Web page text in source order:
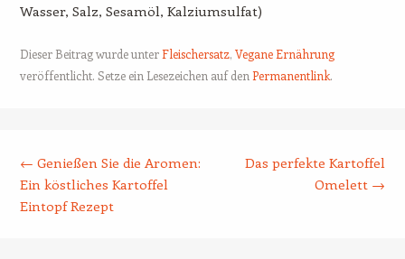
Wasser, Salz, Sesamöl, Kalziumsulfat)
Dieser Beitrag wurde unterFleischersatz, Vegane Ernährung
veröffentlicht. Setze ein Lesezeichen auf den Permanentlink.
← Genießen Sie die Aromen:
Ein köstliches Kartoffel
Eintopf Rezept
Das perfekte Kartoffel
Omelett →